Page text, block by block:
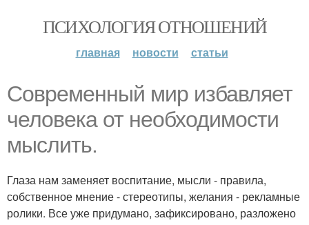
ПСИХОЛОГИЯ ОТНОШЕНИЙ
главная новости статьи
Современный мир избавляет
человека от необходимости
мыслить.
Глаза нам заменяет воспитание, мысли - правила,
собственное мнение - стереотипы, желания - рекламные
ролики. Все уже придумано, зафиксировано, разложено